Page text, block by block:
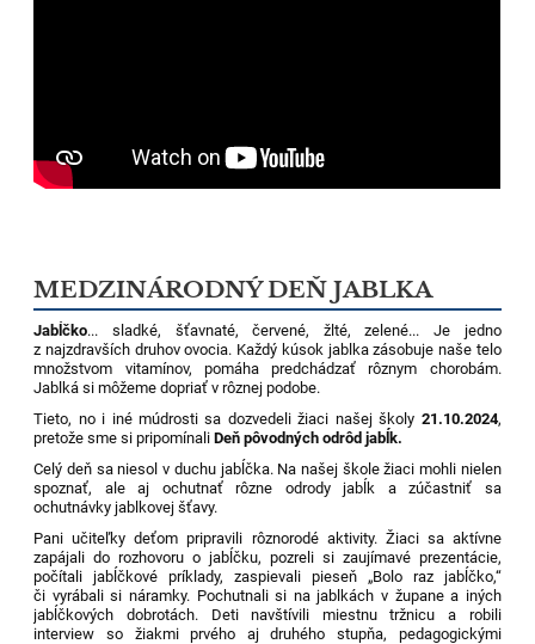
MEDZINÁRODNÝ DEŇ JABLKA
Jabĺčko... sladké, šťavnaté, červené, žlté, zelené... Je jedno
z najzdravších druhov ovocia. Každý kúsok jablka zásobuje naše telo
množstvom vitamínov, pomáha predchádzať rôznym chorobám.
Jablká si môžeme dopriať v rôznej podobe.
Tieto, no i iné múdrosti sa dozvedeli žiaci našej školy 21.10.2024,
pretože sme si pripomínaliDeň pôvodných odrôd jabĺk.
Celý deň sa niesol v duchu jabĺčka. Na našej škole žiaci mohli nielen
spoznať, ale aj ochutnať rôzne odrody jabĺk a zúčastniť sa
ochutnávky jablkovej šťavy.
Pani učiteľky deťom pripravili rôznorodé aktivity. Žiaci sa aktívne
zapájali do rozhovoru o jabĺčku, pozreli si zaujímavé prezentácie,
počítali jabĺčkové príklady, zaspievali pieseň „Bolo raz jabĺčko,“
či vyrábali si náramky. Pochutnali si na jablkách v župane a iných
jabĺčkových dobrotách. Deti navštívili miestnu tržnicu a robili
interview so žiakmi prvého aj druhého stupňa, pedagogickými